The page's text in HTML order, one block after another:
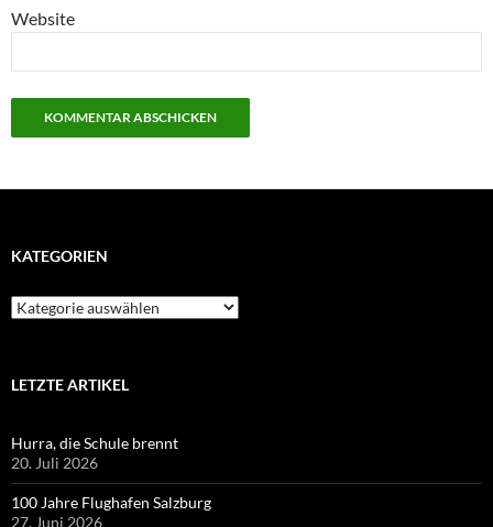
Website
KATEGORIEN
Kategorien
LETZTE ARTIKEL
Hurra, die Schule brennt
20. Juli 2026
100 Jahre Flughafen Salzburg
27. Juni 2026